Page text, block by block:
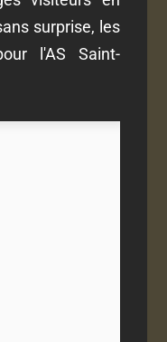
surprise, les
l'AS Saint-